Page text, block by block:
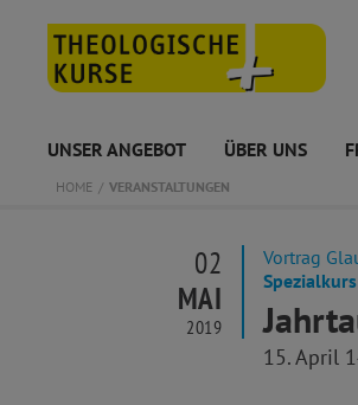
UNSER ANGEBOT ÜBER UNS
HOME VERANSTALTUNGEN
02
MAI
2019
Vortrag
Spezialkurs
15. April